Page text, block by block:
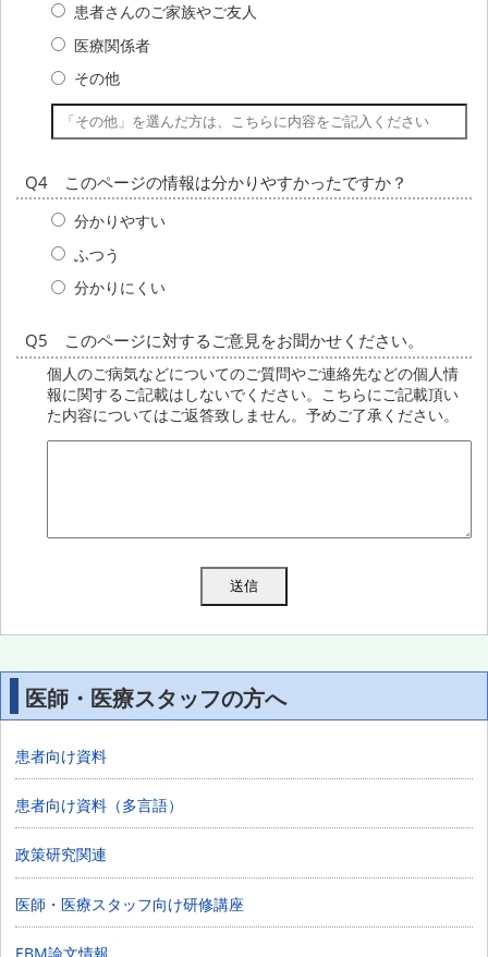
患者さんのご家族やご友人
医療関係者
その他
Q4 このページの情報は分かりやすかったですか？
分かりやすい
ふつう
分かりにくい
Q5 このページに対するご意見をお聞かせください。
個人のご病気などについてのご質問やご連絡先などの個人情
報に関するご記載はしないでください。こちらにご記載頂い
た内容についてはご返答致しません。予めご了承ください。
医師・医療スタッフの方へ
患者向け資料
患者向け資料（多言語）
政策研究関連
医師・医療スタッフ向け研修講座